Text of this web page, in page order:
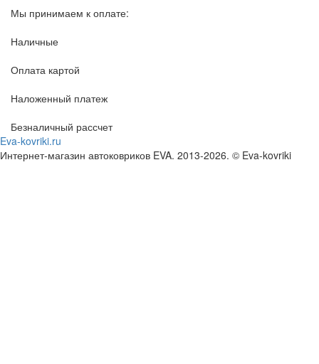
Мы принимаем к оплате:
Наличные
Оплата картой
Наложенный платеж
Безналичный рассчет
Eva-kovriki.ru
Интернет-магазин автоковриков EVA. 2013-2026. © Eva-kovriki